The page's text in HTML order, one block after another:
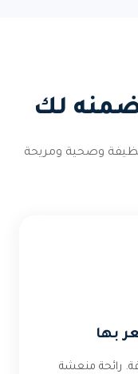
لك
نظيفة وصحية ومريحة
بها
رائحة منعشة